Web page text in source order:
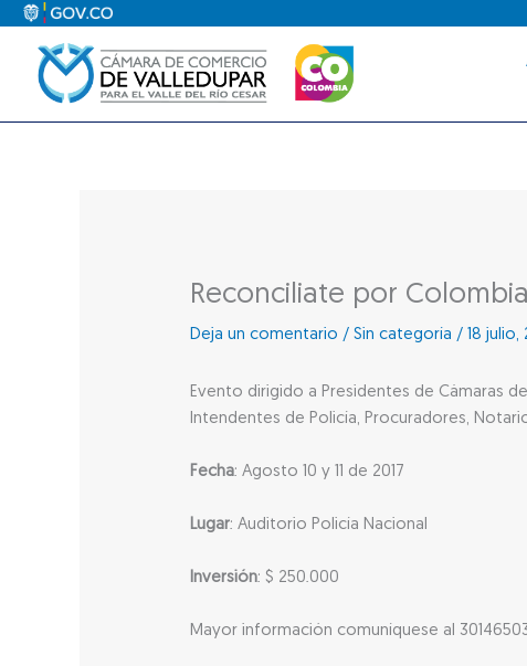
contenido
Reconciliate por Colombia
Deja un comentario /Sin categoría /18 julio,
Evento dirigido a Presidentes de Cámaras
Intendentes de Policía, Procuradores,
Fecha: Agosto 10 y 11 de 2017
Lugar: Auditorio Policía Nacional
Inversión: $ 250.000
Mayor información comuníquese al